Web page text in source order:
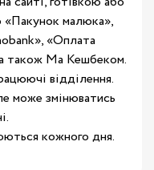
«Пакунок малюка»,
«Оплата
також Ма Кешбеком.
відділення.
може змінюватись
кожного дня.